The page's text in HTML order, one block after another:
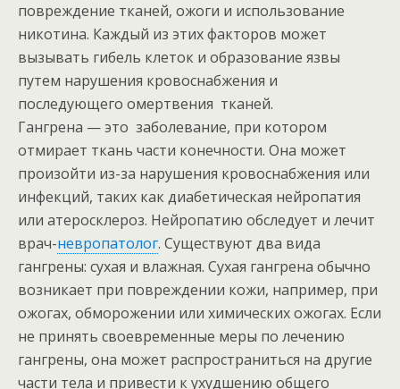
повреждение тканей, ожоги и использование
никотина. Каждый из этих факторов может
вызывать гибель клеток и образование язвы
путем нарушения кровоснабжения и
последующего омертвения тканей.
Гангрена — это заболевание, при котором
отмирает ткань части конечности. Она может
произойти из-за нарушения кровоснабжения или
инфекций, таких как диабетическая нейропатия
или атеросклероз. Нейропатию обследует и лечит
врач-невропатолог. Существуют два вида
гангрены: сухая и влажная. Сухая гангрена обычно
возникает при повреждении кожи, например, при
ожогах, обморожении или химических ожогах. Если
не принять своевременные меры по лечению
гангрены, она может распространиться на другие
части тела и привести к ухудшению общего